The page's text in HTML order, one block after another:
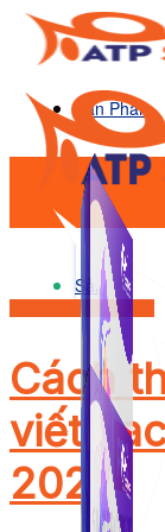
Sản Phẩm
Sản Phẩm
Facebook Marketing
Cách
viết
2025